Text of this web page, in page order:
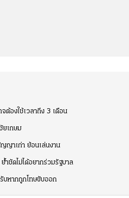
ต้องใช้เวลาถึง 3 เดือน
ยเกษม
ญาเก่า ย้อนเล่นงาน
ำชัดไม่ได้อยากร่วมรัฐบาล
บหากถูกโทษขับออก